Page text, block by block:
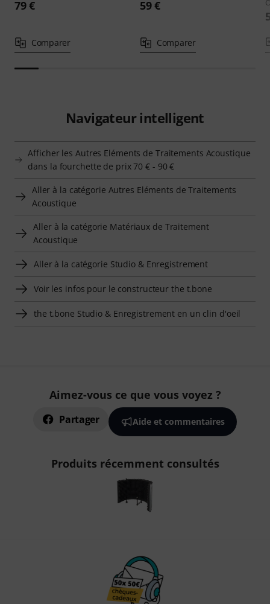
79 €
Comparer
59 €
Comparer
Navigateur intelligent
Afficher les Autres Eléments de Traitements Acoustique
dans la fourchette de prix 70 € - 90 €
Aller à la catégorie Autres Eléments de Traitements
Acoustique
Aller à la catégorie Matériaux de Traitement
Acoustique
Aller à la catégorie Studio & Enregistrement
Voir les infos pour le constructeur the t.bone
the t.bone Studio & Enregistrement en un clin d'oeil
Aimez-vous ce que vous voyez ?
Partager Aide et commentaires
Produits récemment consultés